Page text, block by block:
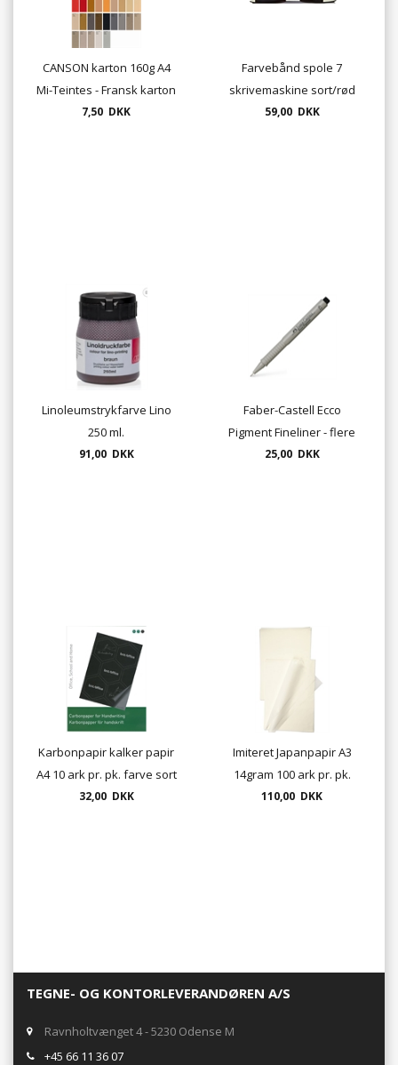
CANSON karton 160g A4
Mi-Teintes - Fransk karton
(enkelt ark)
7,50 DKK
Farvebånd spole 7
skrivemaskine sort/rød
eller sort - gruppe 1, DIN
59,00 DKK
Linoleumstrykfarve Lino
250 ml.
91,00 DKK
Faber-Castell Ecco
Pigment Fineliner - flere
tykkelser - drawing Pen
25,00 DKK
Karbonpapir kalker papir
A4 10 ark pr. pk. farve sort
32,00 DKK
Imiteret Japanpapir A3
14gram 100 ark pr. pk.
110,00 DKK
TEGNE- OG KONTORLEVERANDØREN A/S
Ravnholtvænget 4 - 5230 Odense M
+45 66 11 36 07